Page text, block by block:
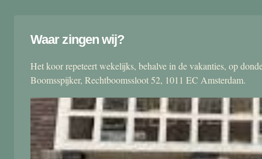
Waar zingen wij?
Het koor repeteert wekelijks, behalve in de vakanties, op
Boomsspijker, Rechtboomssloot 52, 1011 EC Amsterdam.